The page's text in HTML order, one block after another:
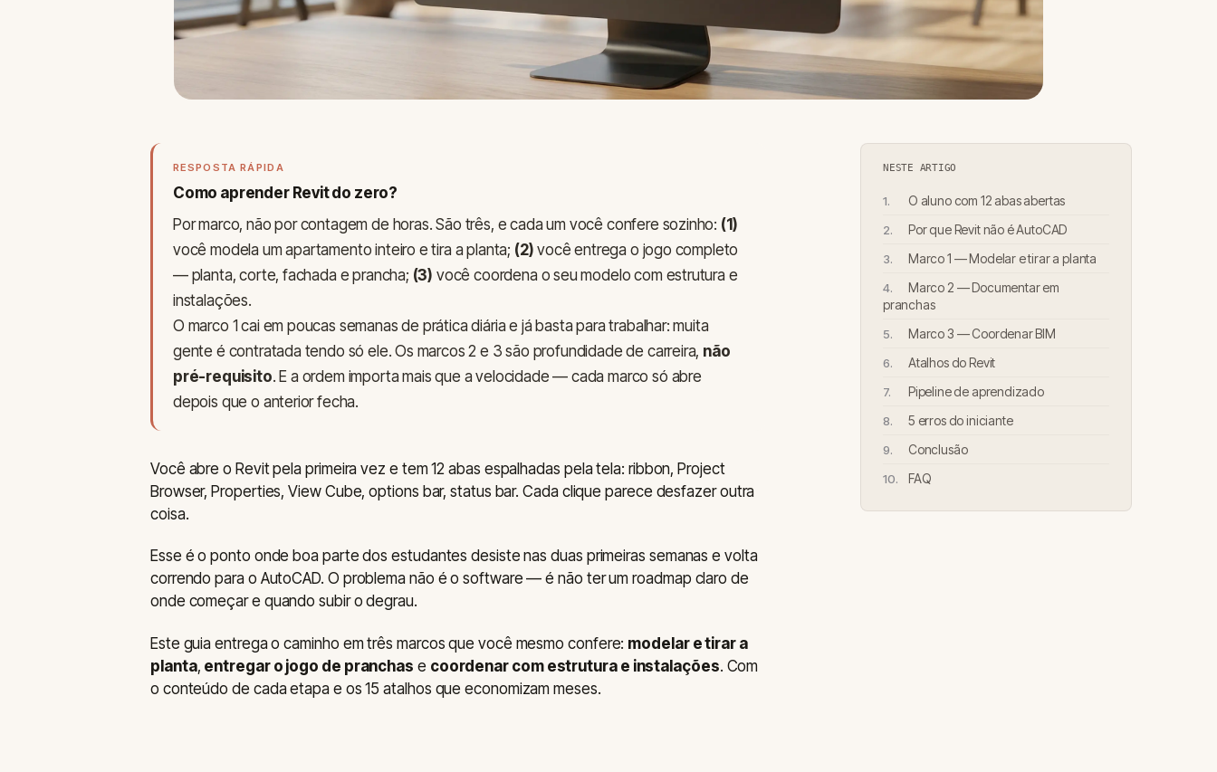
RESPOSTA RÁPIDA
Como aprender Revit do zero?
Por marco, não por contagem de horas. São três, e cada um você confere sozinho: (1)
você modela um apartamento inteiro e tira a planta; (2) você entrega o jogo completo
— planta, corte, fachada e prancha; (3) você coordena o seu modelo com estrutura e
instalações.
O marco 1 cai em poucas semanas de prática diária e já basta para trabalhar: muita
gente é contratada tendo só ele. Os marcos 2 e 3 são profundidade de carreira, não
pré-requisito. E a ordem importa mais que a velocidade — cada marco só abre
depois que o anterior fecha.
Você abre o Revit pela primeira vez e tem 12 abas espalhadas pela tela: ribbon, Project
Browser, Properties, View Cube, options bar, status bar. Cada clique parece desfazer outra
coisa.
Esse é o ponto onde boa parte dos estudantes desiste nas duas primeiras semanas e volta
correndo para o AutoCAD. O problema não é o software — é não ter um roadmap claro de
onde começar e quando subir o degrau.
Este guia entrega o caminho em três marcos que você mesmo confere: modelar e tirar a
planta, entregar o jogo de pranchas e coordenar com estrutura e instalações. Com
o conteúdo de cada etapa e os 15 atalhos que economizam meses.
NESTE ARTIGO
O aluno com 12 abas abertas
Por que Revit não é AutoCAD
Marco 1 — Modelar e tirar a planta
Marco 2 — Documentar em
pranchas
Marco 3 — Coordenar BIM
Atalhos do Revit
Pipeline de aprendizado
5 erros do iniciante
Conclusão
FAQ